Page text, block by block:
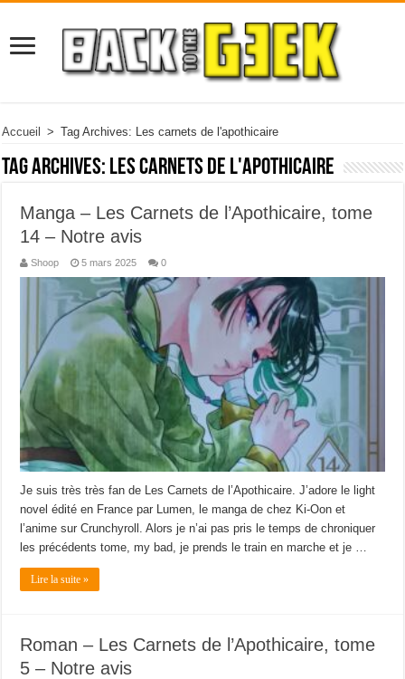
Accueil > Tag Archives: Les carnets de l'apothicaire
Tag Archives: Les carnets de l'apothicaire
Manga – Les Carnets de l’Apothicaire, tome
14 – Notre avis
Shoop 5 mars 2025 0
Je suis très très fan de Les Carnets de l’Apothicaire. J’adore le light
novel édité en France par Lumen, le manga de chez Ki-Oon et
l’anime sur Crunchyroll. Alors je n’ai pas pris le temps de chroniquer
les précédents tome, my bad, je prends le train en marche et je …
Lire la suite »
Roman – Les Carnets de l’Apothicaire, tome
5 – Notre avis